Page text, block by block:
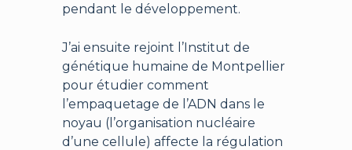
pendant le développement.
J’ai ensuite rejoint l’Institut de
génétique humaine de Montpellier
pour étudier comment
l’empaquetage de l’ADN dans le
noyau (l’organisation nucléaire
d’une cellule) affecte la régulation